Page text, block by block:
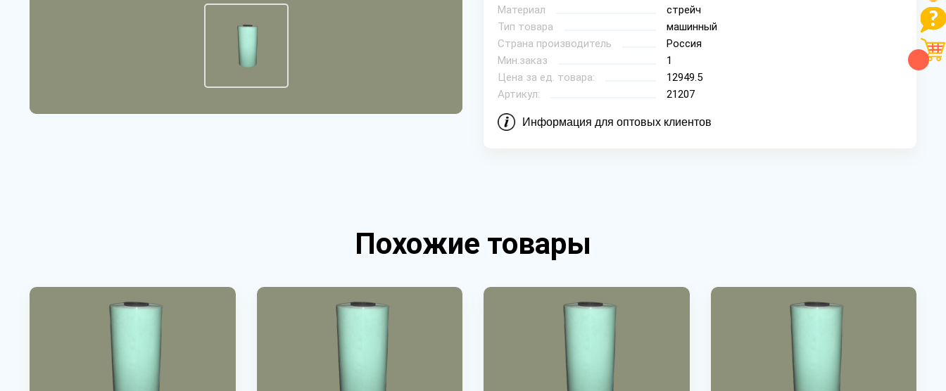
Материал
стрейч
Тип товара
машинный
Страна производитель
Россия
Мин.заказ
1
Цена за ед. товара:
12949.5
Артикул:
21207
Информация для оптовых клиентов
Похожие товары